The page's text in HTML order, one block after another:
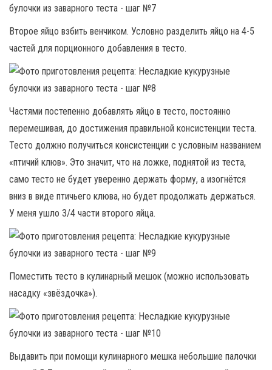
Второе яйцо взбить венчиком. Условно разделить яйцо на 4-5
частей для порционного добавления в тесто.
Частями постепенно добавлять яйцо в тесто, постоянно
перемешивая, до достижения правильной консистенции теста.
Тесто должно получиться консистенции с условным названием
«птичий клюв». Это значит, что на ложке, поднятой из теста,
само тесто не будет уверенно держать форму, а изогнётся
вниз в виде птичьего клюва, но будет продолжать держаться.
У меня ушло 3/4 части второго яйца.
Поместить тесто в кулинарный мешок (можно использовать
насадку «звёздочка»).
Выдавить при помощи кулинарного мешка небольшие палочки